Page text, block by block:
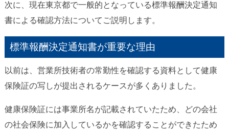
次に、現在東京都で一般的となっている標準報酬決定通知
書による確認方法についてご説明します。
標準報酬決定通知書が重要な理由
以前は、営業所技術者の常勤性を確認する資料として健康
保険証の写しが提出されるケースが多くありました。
健康保険証には事業所名が記載されていたため、どの会社
の社会保険に加入しているかを確認することができたため